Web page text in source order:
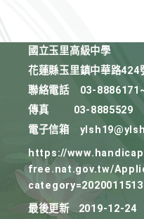
國立玉里高級中學
花蓮縣玉里鎮中華路424
聯絡電話
03-
傳真
03-8885529
電子信箱
https://
free.nat.gov.tw/
最後更新
2019-12-24